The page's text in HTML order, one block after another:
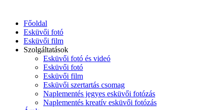
Főoldal
Esküvői fotó
Esküvői film
Szolgáltatások
Esküvői fotó és videó
Esküvői fotó
Esküvői film
Esküvői szertartás csomag
Naplementés jegyes esküvői fotózás
Naplementés kreatív esküvői fotózás